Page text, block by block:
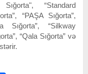
“Standard
“PAŞA Sığorta”,
Sığorta”, “Silkway
“Qala Sığorta” və